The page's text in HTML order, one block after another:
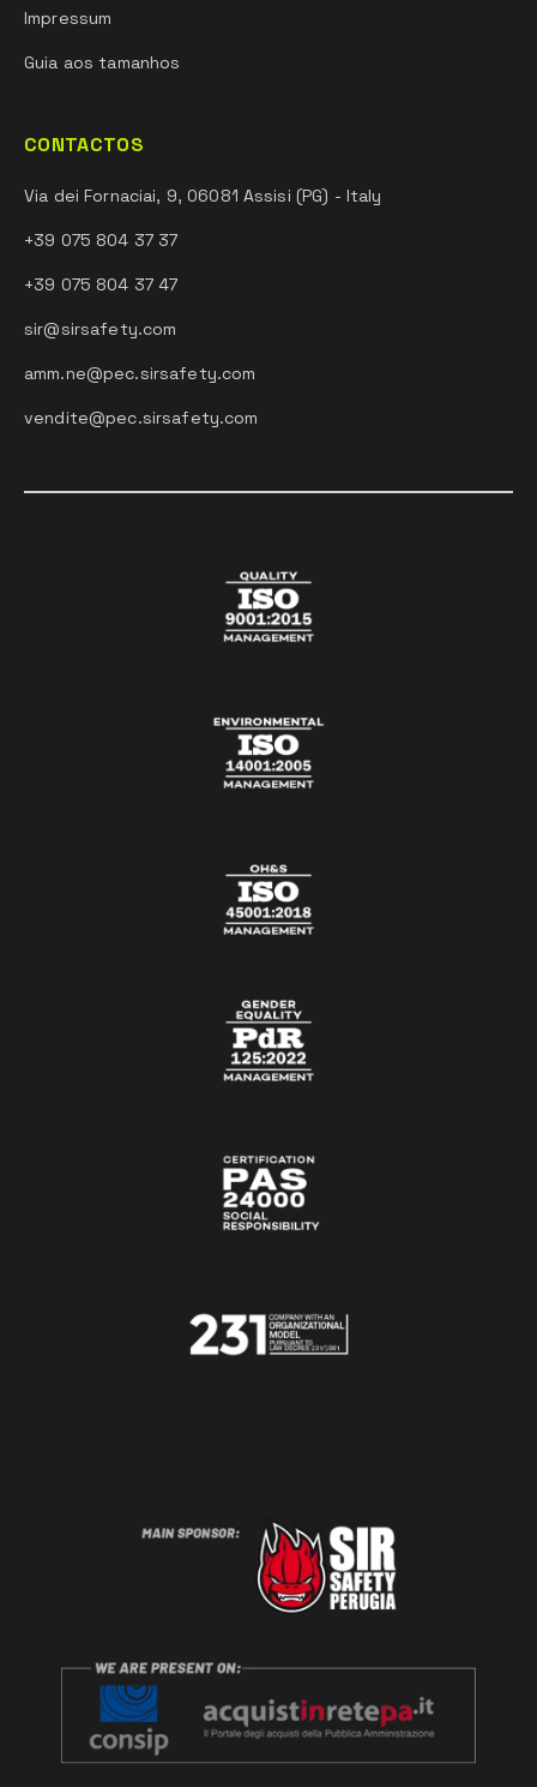
Impressum
Guia aos tamanhos
CONTACTOS
Via dei Fornaciai, 9, 06081 Assisi (PG) - Italy
+39 075 804 37 37
+39 075 804 37 47
sir@sirsafety.com
amm.ne@pec.sirsafety.com
vendite@pec.sirsafety.com